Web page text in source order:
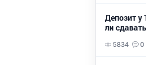
Депозит
ли
5834 0